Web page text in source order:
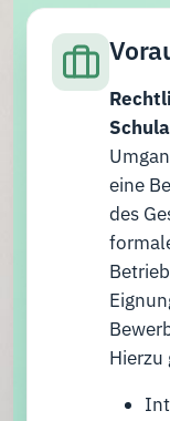
eine
des
Hierzu